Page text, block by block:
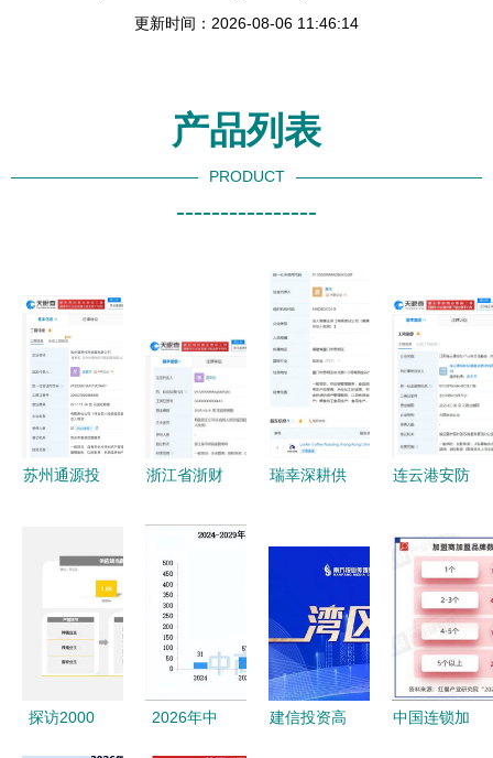
更新时间：2026-08-06 11:46:14
产品列表
PRODUCT
----------------
苏州通源投
后的深意
入与资产管
理服务新篇
浙江省浙财
理登记成立
注册资本5
亿元深耕自
有资金投资
瑞幸深耕供
局金融级服
务
连云港安防
动能 10亿
元专项母基
金成立 专
注自有资金
资产管理
探访2000
2026年中
建信投资高
中国连锁加